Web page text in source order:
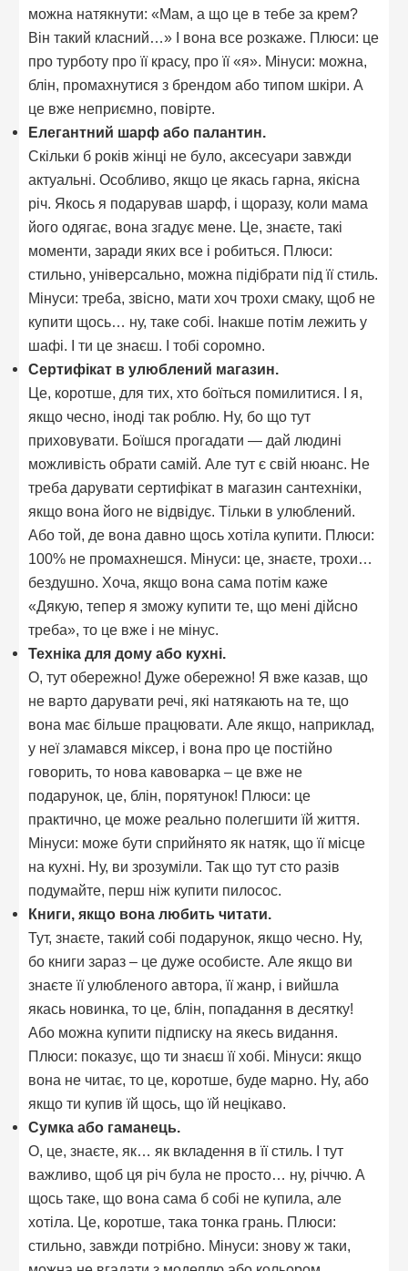
можна натякнути: «Мам, а що це в тебе за крем?
Він такий класний…» І вона все розкаже. Плюси: це
про турботу про її красу, про її «я». Мінуси: можна,
блін, промахнутися з брендом або типом шкіри. А
це вже неприємно, повірте.
Елегантний шарф або палантин.
Скільки б років жінці не було, аксесуари завжди
актуальні. Особливо, якщо це якась гарна, якісна
річ. Якось я подарував шарф, і щоразу, коли мама
його одягає, вона згадує мене. Це, знаєте, такі
моменти, заради яких все і робиться. Плюси:
стильно, універсально, можна підібрати під її стиль.
Мінуси: треба, звісно, мати хоч трохи смаку, щоб не
купити щось… ну, таке собі. Інакше потім лежить у
шафі. І ти це знаєш. І тобі соромно.
Сертифікат в улюблений магазин.
Це, коротше, для тих, хто боїться помилитися. І я,
якщо чесно, іноді так роблю. Ну, бо що тут
приховувати. Боїшся прогадати — дай людині
можливість обрати самій. Але тут є свій нюанс. Не
треба дарувати сертифікат в магазин сантехніки,
якщо вона його не відвідує. Тільки в улюблений.
Або той, де вона давно щось хотіла купити. Плюси:
100% не промахнешся. Мінуси: це, знаєте, трохи…
бездушно. Хоча, якщо вона сама потім каже
«Дякую, тепер я зможу купити те, що мені дійсно
треба», то це вже і не мінус.
Техніка для дому або кухні.
О, тут обережно! Дуже обережно! Я вже казав, що
не варто дарувати речі, які натякають на те, що
вона має більше працювати. Але якщо, наприклад,
у неї зламався міксер, і вона про це постійно
говорить, то нова кавоварка – це вже не
подарунок, це, блін, порятунок! Плюси: це
практично, це може реально полегшити їй життя.
Мінуси: може бути сприйнято як натяк, що її місце
на кухні. Ну, ви зрозуміли. Так що тут сто разів
подумайте, перш ніж купити пилосос.
Книги, якщо вона любить читати.
Тут, знаєте, такий собі подарунок, якщо чесно. Ну,
бо книги зараз – це дуже особисте. Але якщо ви
знаєте її улюбленого автора, її жанр, і вийшла
якась новинка, то це, блін, попадання в десятку!
Або можна купити підписку на якесь видання.
Плюси: показує, що ти знаєш її хобі. Мінуси: якщо
вона не читає, то це, коротше, буде марно. Ну, або
якщо ти купив їй щось, що їй нецікаво.
Сумка або гаманець.
О, це, знаєте, як… як вкладення в її стиль. І тут
важливо, щоб ця річ була не просто… ну, річчю. А
щось таке, що вона сама б собі не купила, але
хотіла. Це, коротше, така тонка грань. Плюси:
стильно, завжди потрібно. Мінуси: знову ж таки,